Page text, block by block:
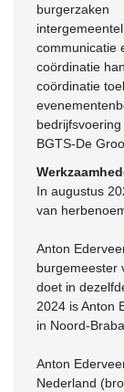
burgerzaken
communicatie
coördinatie
coördinatie
bedrijfsvoering
BGTS-De
In augustus
van
Anton
burgemeester
doet in
2024 is Anton
in Noord-
Anton
Nederland